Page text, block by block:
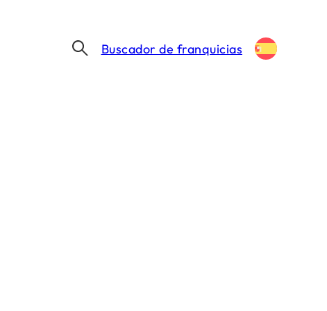
Buscador de franquicias
en 2026